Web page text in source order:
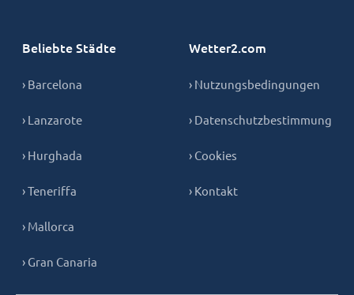
Beliebte Städte
› Barcelona
› Lanzarote
› Hurghada
› Teneriffa
› Mallorca
› Gran Canaria
Wetter2.com
› Nutzungsbedingungen
› Datenschutzbestimmung
› Cookies
› Kontakt